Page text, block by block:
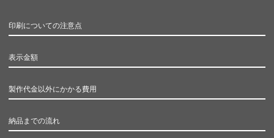
印刷についての注意点
表示金額
製作代金以外にかかる費用
納品までの流れ